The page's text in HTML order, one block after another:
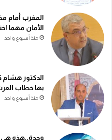
المغرب أمام
الأمان مهما
منذ أسبوع واحد
الدكتور هشام
بها خطاب
منذ أسبوع واحد
وجدة..هذه هي